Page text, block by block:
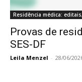
Residência médica:
Provas de
SES-DF
Leila Menzel - 28/06/